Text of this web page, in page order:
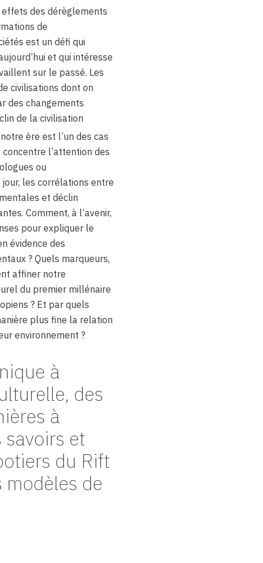
des dérèglements
de
est un défi qui
et qui intéresse
sur le passé. Les
civilisations dont on
des changements
de la civilisation
ère est l’un des cas
l’attention des
ou
les corrélations entre
et déclin
Comment, à l’avenir,
pour expliquer le
évidence des
? Quels marqueurs,
affiner notre
du premier millénaire
? Et par quels
plus fine la relation
environnement ?
à
des
à
savoirs et
du Rift
de